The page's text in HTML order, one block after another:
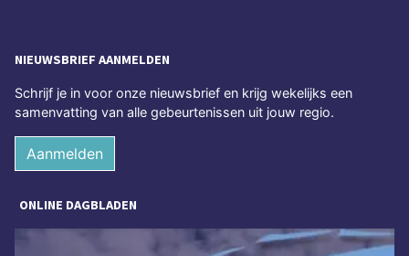
NIEUWSBRIEF AANMELDEN
Schrijf je in voor onze nieuwsbrief en krijg wekelijks een
samenvatting van alle gebeurtenissen uit jouw regio.
Aanmelden
ONLINE DAGBLADEN